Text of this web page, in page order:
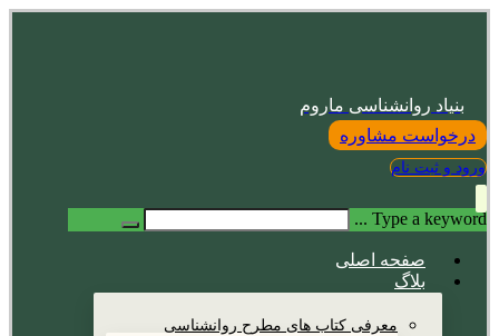
بنیاد روانشناسی ماروم
درخواست مشاوره
ورود و ثبت نام
Type a keyword ...
صفحه اصلی
بلاگ
معرفی کتاب های مطرح روانشناسی